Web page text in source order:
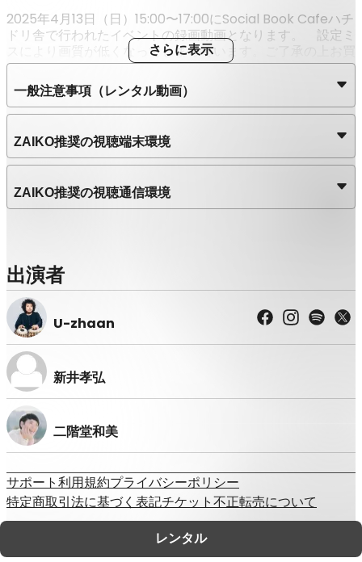
2025年4月13日（日）15:00〜17:00にSocial Book Cafeハチ
ドリ舎で行われたイベントの録画動画となります。 設定ミ
スにより画質が低くなってしまっています。ご了承の上お買
い求めください。
さらに表示
一般注意事項（レンタル動画）
ZAIKO推奨の視聴端末環境
ZAIKO推奨の視聴通信環境
出演者
U-zhaan
新井孝弘
二階堂和美
レンタル
サポート利用規約プライバシーポリシー
特定商取引法に基づく表記チケット不正転売について
無断複写・転載を禁じます。